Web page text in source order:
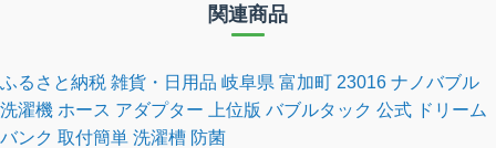
関連商品
ふるさと納税 雑貨・日用品 岐阜県 富加町 23016 ナノバブル
洗濯機 ホース アダプター 上位版 バブルタック 公式 ドリーム
バンク 取付簡単 洗濯槽 防菌